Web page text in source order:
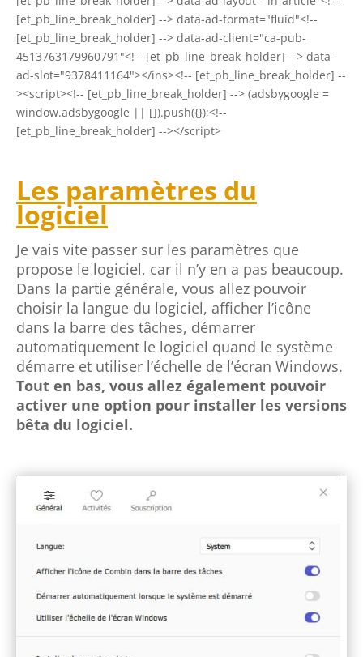
[et_pb_line_break_holder] --> data-ad-format="fluid"<!--
[et_pb_line_break_holder] --> data-ad-client="ca-pub-
4513763179960791"<!-- [et_pb_line_break_holder] --> data-
ad-slot="9378411164"></ins><!-- [et_pb_line_break_holder] --
><script><!-- [et_pb_line_break_holder] --> (adsbygoogle =
window.adsbygoogle || []).push({});<!--
[et_pb_line_break_holder] --></script>
Les paramètres du
logiciel
Je vais vite passer sur les paramètres que
propose le logiciel, car il n’y en a pas beaucoup.
Dans la partie générale, vous allez pouvoir
choisir la langue du logiciel, afficher l’icône
dans la barre des tâches, démarrer
automatiquement le logiciel quand le système
démarre et utiliser l’échelle de l’écran Windows.
Tout en bas, vous allez également pouvoir
activer une option pour installer les versions
bêta du logiciel.